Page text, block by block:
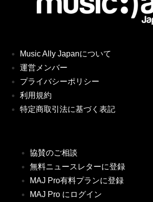
Music Ally Japanについて
運営メンバー
プライバシーポリシー
利用規約
特定商取引法に基づく表記
協賛のご相談
無料ニュースレターに登録
MAJ Pro有料プランに登録
MAJ Pro にログイン